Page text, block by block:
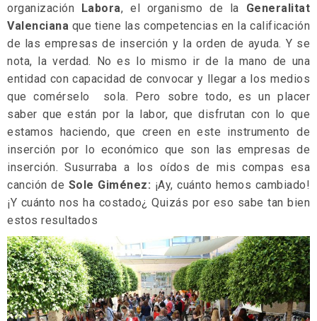
organización Labora, el organismo de la Generalitat
Valenciana que tiene las competencias en la calificación
de las empresas de inserción y la orden de ayuda. Y se
nota, la verdad. No es lo mismo ir de la mano de una
entidad con capacidad de convocar y llegar a los medios
que comérselo sola. Pero sobre todo, es un placer
saber que están por la labor, que disfrutan con lo que
estamos haciendo, que creen en este instrumento de
inserción por lo económico que son las empresas de
inserción. Susurraba a los oídos de mis compas esa
canción de Sole Giménez: ¡Ay, cuánto hemos cambiado!
¡Y cuánto nos ha costado¿ Quizás por eso sabe tan bien
estos resultados